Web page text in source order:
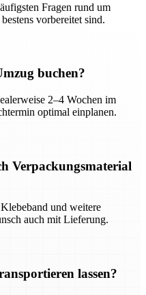
Fragen rund um
vorbereitet sind.
buchen?
2–4 Wochen im
optimal einplanen.
Verpackungsmaterial
und weitere
auch mit Lieferung.
lassen?